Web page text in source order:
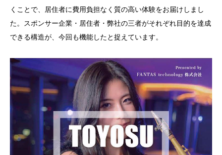
くことで、居住者に費用負担なく質の高い体験をお届けしまし
た。スポンサー企業・居住者・弊社の三者がそれぞれ目的を達成
できる構造が、今回も機能したと捉えています。